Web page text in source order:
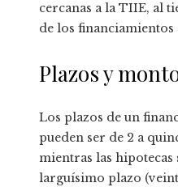
cercanas a la TIIE, al
de los financiamientos
Plazos y
Los plazos de un
pueden ser de 2 a
mientras las hipotecas
larguísimo plazo